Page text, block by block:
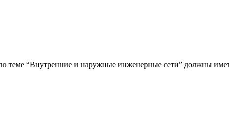
“Внутренние и наружные инженерные сети” должны